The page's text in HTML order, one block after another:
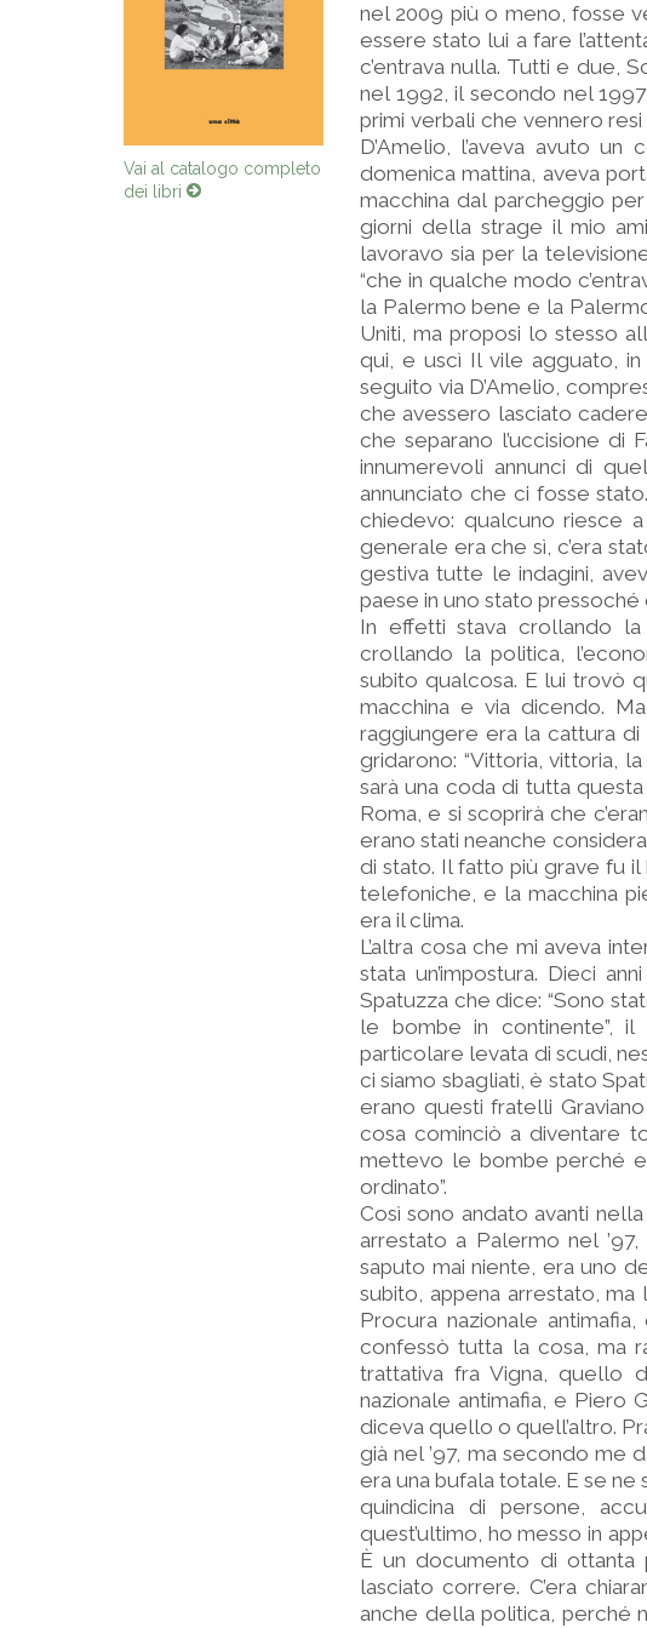
Vai al catalogo completo
dei libri
nel 2009 più o meno, fosse
essere stato lui a fare
c’entrava nulla. Tutti e due,
nel 1992, il secondo nel
primi verbali che vennero
D’Amelio, l’aveva avuto
domenica mattina, aveva
macchina dal parcheggio
giorni della strage il mio
lavoravo sia per la
“che in qualche modo
la Palermo bene e la
Uniti, ma proposi lo stesso
qui, e uscì Il vile agguato, in
seguito via D’Amelio,
che avessero lasciato
che separano l’uccisione di
innumerevoli annunci di
annunciato che ci fosse
chiedevo: qualcuno riesce
generale era che sì, c’era
gestiva tutte le indagini,
paese in uno stato pressoché
In effetti stava crollando
crollando la politica,
subito qualcosa. E lui trovò
macchina e via dicendo.
raggiungere era la cattura di
gridarono: “Vittoria, vittoria,
sarà una coda di tutta
Roma, e si scoprirà che
erano stati neanche
di stato. Il fatto più grave fu
telefoniche, e la macchina
era il clima.
L’altra cosa che mi aveva
stata un’impostura. Dieci
Spatuzza che dice: “Sono
le bombe in continente”,
particolare levata di scudi,
ci siamo sbagliati, è stato
erano questi fratelli
cosa cominciò a diventare
mettevo le bombe perché
ordinato”.
Così sono andato avanti
arrestato a Palermo nel
saputo mai niente, era uno
subito, appena arrestato, ma
Procura nazionale
confessò tutta la cosa, ma
trattativa fra Vigna, quello
nazionale antimafia, e Piero
diceva quello o quell’altro.
già nel ’97, ma secondo me
era una bufala totale. E se
quindicina di persone,
quest’ultimo, ho messo in
È un documento di ottanta
lasciato correre. C’era
anche della politica, perché